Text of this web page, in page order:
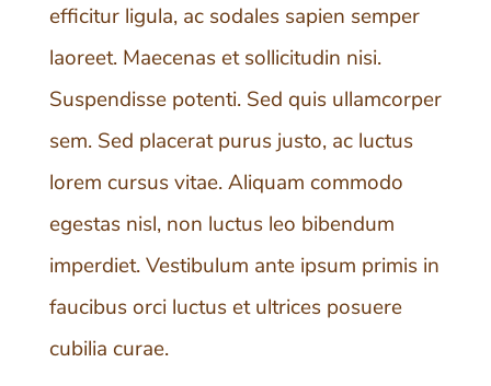
efficitur ligula, ac sodales sapien semper
laoreet. Maecenas et sollicitudin nisi.
Suspendisse potenti. Sed quis ullamcorper
sem. Sed placerat purus justo, ac luctus
lorem cursus vitae. Aliquam commodo
egestas nisl, non luctus leo bibendum
imperdiet. Vestibulum ante ipsum primis in
faucibus orci luctus et ultrices posuere
cubilia curae.